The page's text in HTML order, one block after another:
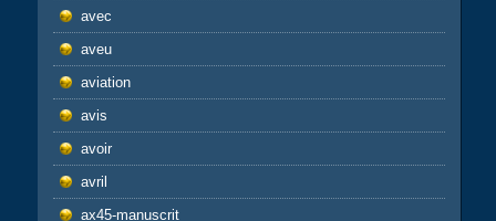
avec
aveu
aviation
avis
avoir
avril
ax45-manuscrit